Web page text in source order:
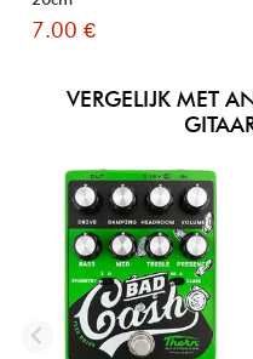
7.00 €
VERGELIJK MET